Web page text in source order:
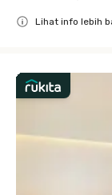
Lihat info lebih